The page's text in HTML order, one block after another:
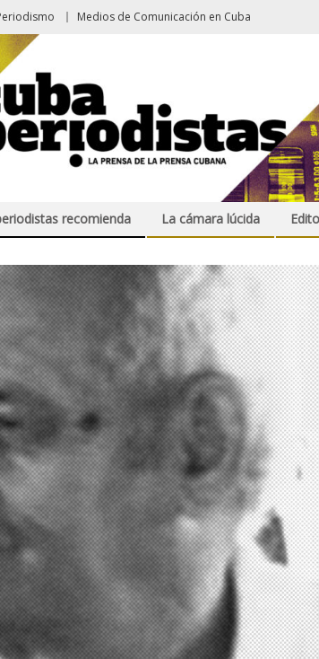
Medios de Comunicación en Cuba
recomienda La cámara lúcida